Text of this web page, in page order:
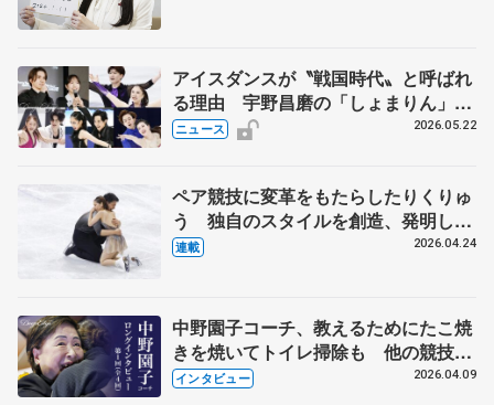
アイスダンスが〝戦国時代〟と呼ばれ
る理由 宇野昌磨の「しょまりん」ら
実力者が相次いで参戦 国内の競争激
ニュース 2026.05.22
ペア競技に変革をもたらしたりくりゅ
う 独自のスタイルを創造、発明した
【引退発表後②】
連載 2026.04.24
中野園子コーチ、教えるためにたこ焼
きを焼いてトイレ掃除も 他の競技に
も通用するという坂本花織の筋肉
インタビュー 2026.04.09